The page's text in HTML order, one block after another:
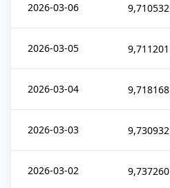
2026-03-06 9,710532
2026-03-05 9,711201
2026-03-04 9,718168
2026-03-03 9,730932
2026-03-02 9,737260